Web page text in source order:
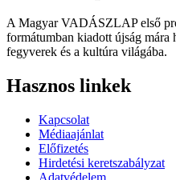
A Magyar VADÁSZLAP első
formátumban kiadott újság mára
fegyverek és a kultúra világába.
Hasznos linkek
Kapcsolat
Médiaajánlat
Előfizetés
Hirdetési keretszabályzat